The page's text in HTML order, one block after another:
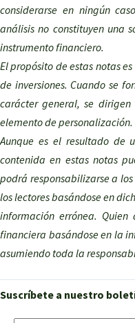
considerarse en ningún
análisis no constituyen una
instrumento financiero.
El propósito de estas notas
de inversiones. Cuando se
carácter general, se
elemento de personalización.
Aunque es el resultado de
contenida en estas notas
podrá responsabilizarse a
los lectores basándose en
información errónea.
financiera basándose en la
asumiendo toda la
Suscríbete a nuestro